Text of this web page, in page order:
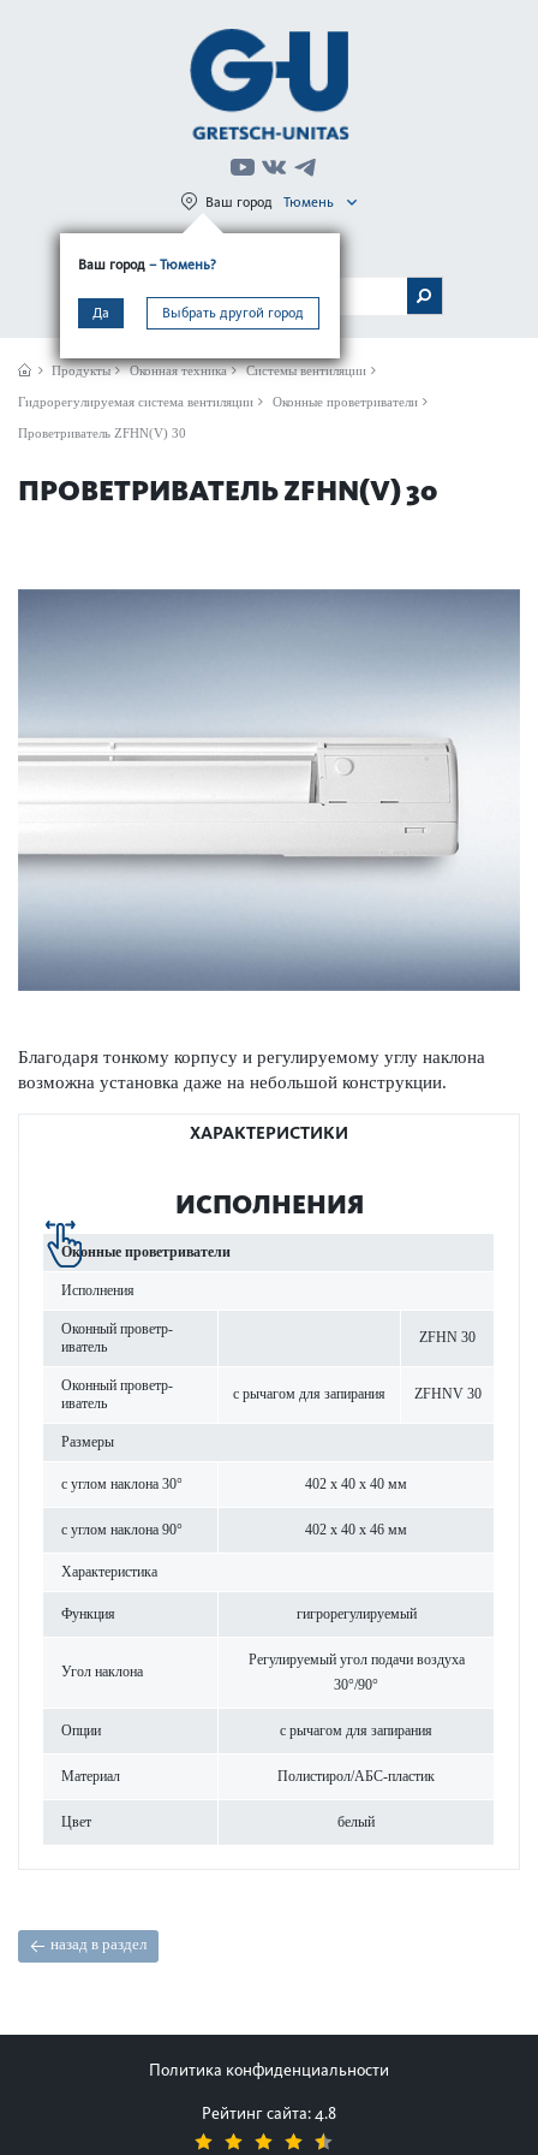
Ваш город – Тюмень?
Да Выбрать другой город
Ваш город Тюмень
МЕНЮ
Продукты Оконная техника Системы вентиляции
Гидрорегулируемая система вентиляции Оконные проветриватели
Проветриватель ZFHN(V) 30
ПРОВЕТРИВАТЕЛЬ ZFHN(V) 30
Благодаря тонкому корпусу и регулируемому углу наклона
возможна установка даже на небо­льшой конструкции.
ХАРАКТЕРИСТИКИ
ИСПОЛНЕНИЯ
Оконные проветр­иватели
Исполнения
Оконный проветр­
иватель
ZFHN 30
Оконный проветр­
иватель
с рычагом для запирания ZFHNV 30
Размеры
с углом наклона 30° 402 x 40 x 40 мм
с углом наклона 90° 402 x 40 x 46 мм
Хар­актер­и­с­тика
Функция гигро­р­егулируемый
Угол наклона
Регулируемый угол подачи воздуха
30°/90°
Опции с рычагом для запирания
Материал Поли­с­тирол/АБС-пла­стик
Цвет белый
назад в раздел
Политика конфиденциальности
Рейтинг сайта: 4.8